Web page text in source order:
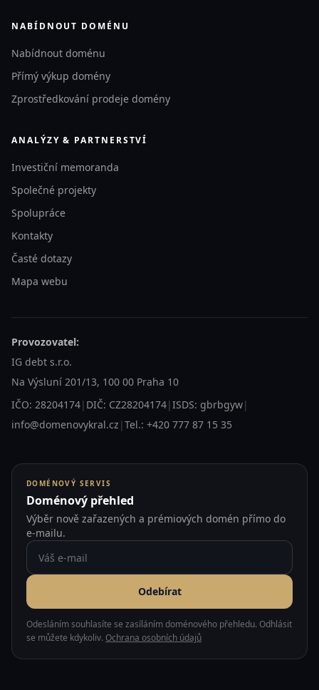
NABÍDNOUT DOMÉNU
Nabídnout doménu
Přímý výkup domény
Zprostředkování prodeje domény
ANALÝZY & PARTNERSTVÍ
Investiční memoranda
Společné projekty
Spolupráce
Kontakty
Časté dotazy
Mapa webu
Provozovatel:
IG debt s.r.o.
Na Výsluní 201/13, 100 00 Praha 10
IČO: 28204174| DIČ: CZ28204174| ISDS: gbrbgyw|
info@domenovykral.cz | Tel.: +420 777 87 15 35
DOMÉNOVÝ SERVIS
Doménový přehled
Výběr nově zařazených a prémiových domén přímo do
e-mailu.
Odebírat
Odesláním souhlasíte se zasíláním doménového přehledu. Odhlásit
se můžete kdykoliv. Ochrana osobních údajů